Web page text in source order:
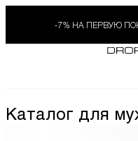
-7% НА ПЕРВУЮ
Каталог для